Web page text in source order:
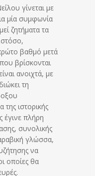
γίνεται με
μία συμφωνία
ζητήματα τα
βαθμό μετά
βρίσκονται
ανοιχτά, με
τη
ιστορικής
έγινε πλήρη
συνολικής
γλώσσα,
να
οποίες θα